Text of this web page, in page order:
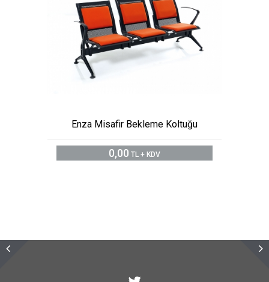
Enza Misafir Bekleme Koltuğu
0,00 TL + KDV